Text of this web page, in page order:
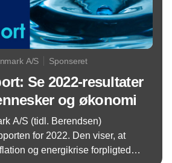
A/S Sponseret
Se 2022-resultater
og økonomi
A/S (tidl. Berendsen)
for 2022. Den viser, at
og energikrise forpligtede